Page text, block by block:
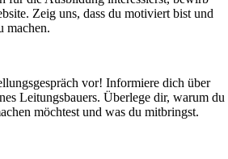
Zeig uns, dass du motiviert bist und
machen.
vor! Informiere dich über
Leitungsbauers. Überlege dir, warum du
möchtest und was du mitbringst.